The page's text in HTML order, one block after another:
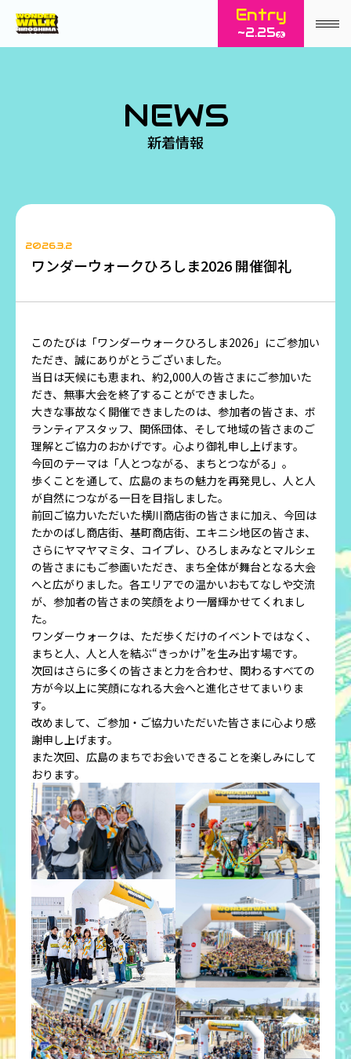
新着情報
NEWS
ワンダーウォークひろしま2026 開催御礼
2026.3.2
このたびは「ワンダーウォークひろしま2026」にご参加い
ただき、誠にありがとうございました。
当日は天候にも恵まれ、約2,000人の皆さまにご参加いた
だき、無事大会を終了することができました。
大きな事故なく開催できましたのは、参加者の皆さま、ボ
ランティアスタッフ、関係団体、そして地域の皆さまのご
理解とご協力のおかげです。心より御礼申し上げます。
今回のテーマは「人とつながる、まちとつながる」。
歩くことを通して、広島のまちの魅力を再発見し、人と人
が自然につながる一日を目指しました。
前回ご協力いただいた横川商店街の皆さまに加え、今回は
たかのばし商店街、基町商店街、エキニシ地区の皆さま、
さらにヤマヤマミタ、コイプレ、ひろしまみなとマルシェ
の皆さまにもご参画いただき、まち全体が舞台となる大会
へと広がりました。各エリアでの温かいおもてなしや交流
が、参加者の皆さまの笑顔をより一層輝かせてくれまし
た。
ワンダーウォークは、ただ歩くだけのイベントではなく、
まちと人、人と人を結ぶ“きっかけ”を生み出す場です。
次回はさらに多くの皆さまと力を合わせ、関わるすべての
方が今以上に笑顔になれる大会へと進化させてまいりま
す。
改めまして、ご参加・ご協力いただいた皆さまに心より感
謝申し上げます。
また次回、広島のまちでお会いできることを楽しみにして
おります。
Entry
~2.25 水